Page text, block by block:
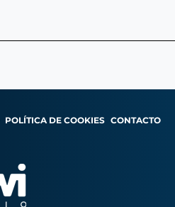
POLÍTICA DE COOKIES CONTACTO